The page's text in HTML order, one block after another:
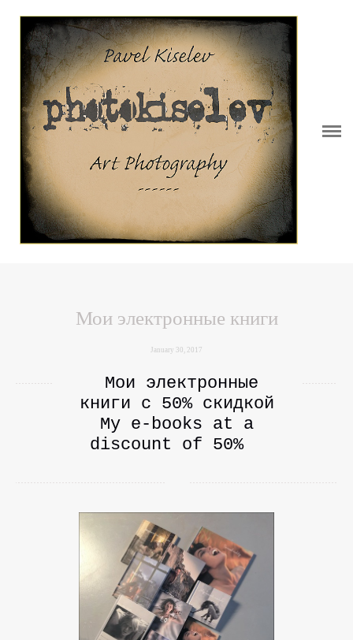
Витрина.......................Showcase
Обо мне.......................Bio
Блог.............................Blog
Портфолио..................Portfolio
VideoKiselev
Мои книги.................. My books
Мои электронные книги
January 30, 2017
Мои электронные
книги с 50% cкидкой
My e-books at a
discount of 50%